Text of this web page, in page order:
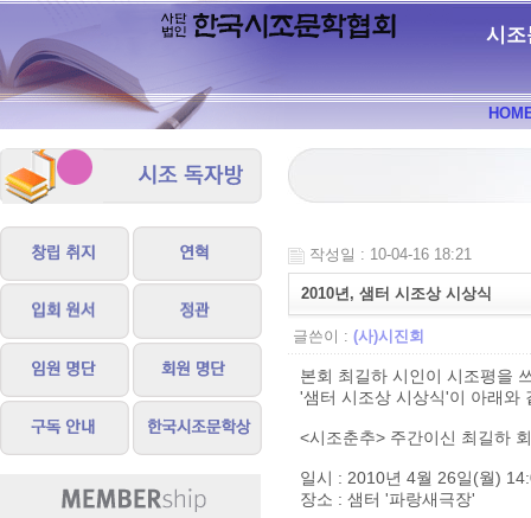
시조
작성일 : 10-04-16 18:21
2010년, 샘터 시조상 시상식
글쓴이 : (사)시진회
본회 최길하 시인이 시조평을
'샘터 시조상 시상식'이 아래와
<시조춘추> 주간이신 최길하
일시 : 2010년 4월 26일(월)
장소 : 샘터 '파랑새극장'